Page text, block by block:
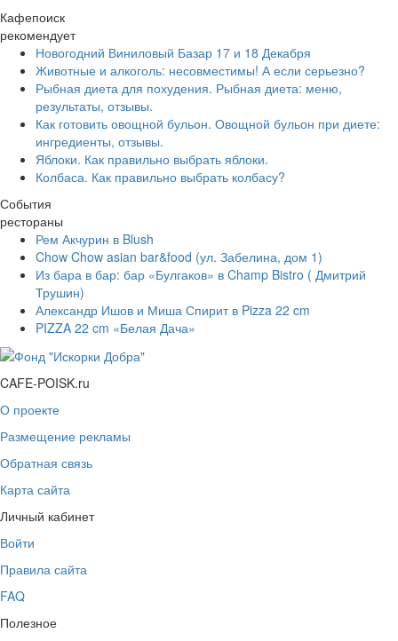
Кафепоиск
рекомендует
Новогодний Виниловый Базар 17 и 18 Декабря
Животные и алкоголь: несовместимы! А если серьезно?
Рыбная диета для похудения. Рыбная диета: меню,
результаты, отзывы.
Как готовить овощной бульон. Овощной бульон при диете:
ингредиенты, отзывы.
Яблоки. Как правильно выбрать яблоки.
Колбаса. Как правильно выбрать колбасу?
События
рестораны
Рем Акчурин в Blush
Chow Chow asian bar&food (ул. Забелина, дом 1)
Из бара в бар: бар «Булгаков» в Champ Bistro ( Дмитрий
Трушин)
Александр Ишов и Миша Спирит в Pizza 22 cm
PIZZA 22 cm «Белая Дача»
CAFE-POISK.ru
О проекте
Размещение рекламы
Обратная связь
Карта сайта
Личный кабинет
Войти
Правила сайта
FAQ
Полезное